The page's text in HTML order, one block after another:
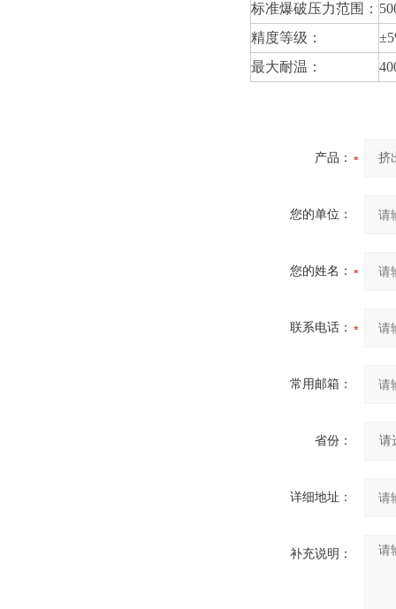
标准爆破压力范围：
精度等级：
最大耐温：
产品：
您的单位：
您的姓名：
联系电话：
常用邮箱：
省份：
详细地址：
补充说明：